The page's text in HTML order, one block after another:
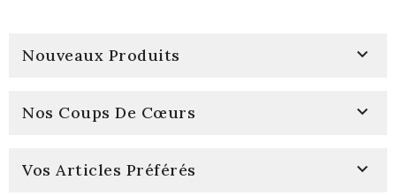
Nouveaux Produits 
Nos Coups De Cœurs 
Vos Articles Préférés 